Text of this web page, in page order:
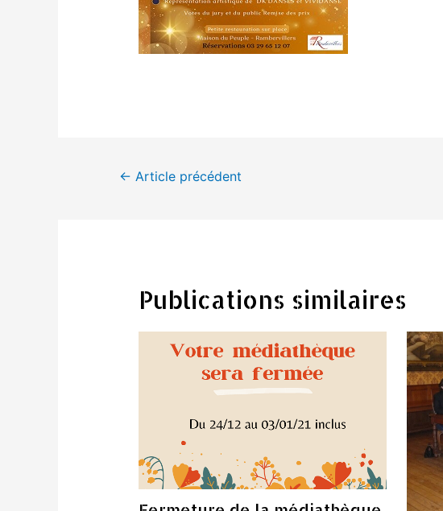
Navigation
← Article précédent
Publications similaires